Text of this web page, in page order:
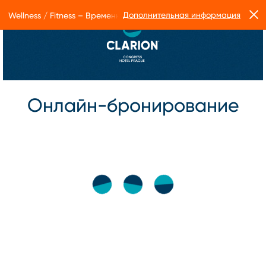
Онлайн-бронирование
Wellness / Fitness – Временные ограничения в работе Form
Дополнительная информация